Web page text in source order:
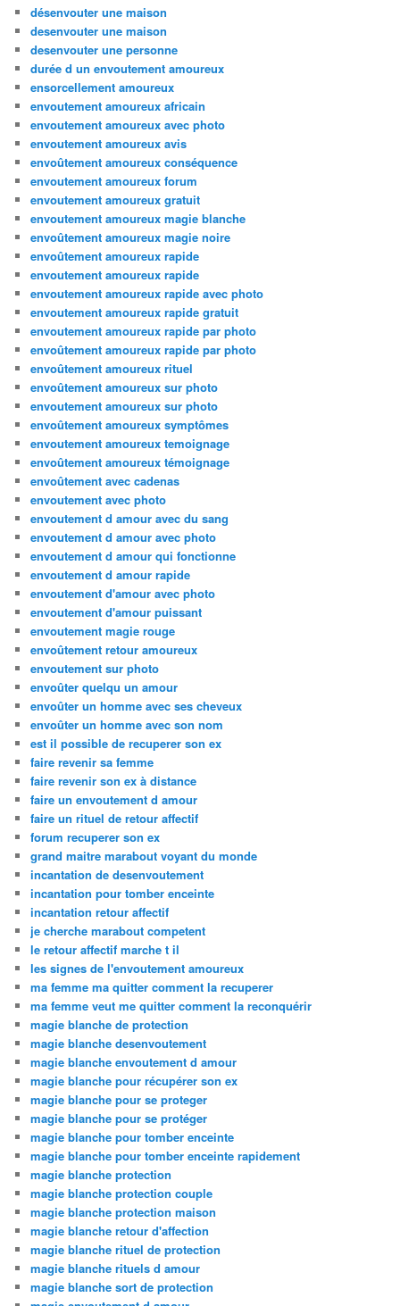
désenvouter une maison
desenvouter une maison
desenvouter une personne
durée d un envoutement amoureux
ensorcellement amoureux
envoutement amoureux africain
envoutement amoureux avec photo
envoutement amoureux avis
envoûtement amoureux conséquence
envoutement amoureux forum
envoutement amoureux gratuit
envoutement amoureux magie blanche
envoûtement amoureux magie noire
envoûtement amoureux rapide
envoutement amoureux rapide
envoutement amoureux rapide avec photo
envoutement amoureux rapide gratuit
envoutement amoureux rapide par photo
envoûtement amoureux rapide par photo
envoûtement amoureux rituel
envoûtement amoureux sur photo
envoutement amoureux sur photo
envoûtement amoureux symptômes
envoutement amoureux temoignage
envoûtement amoureux témoignage
envoûtement avec cadenas
envoutement avec photo
envoutement d amour avec du sang
envoutement d amour avec photo
envoutement d amour qui fonctionne
envoutement d amour rapide
envoutement d'amour avec photo
envoutement d'amour puissant
envoutement magie rouge
envoûtement retour amoureux
envoutement sur photo
envoûter quelqu un amour
envoûter un homme avec ses cheveux
envoûter un homme avec son nom
est il possible de recuperer son ex
faire revenir sa femme
faire revenir son ex à distance
faire un envoutement d amour
faire un rituel de retour affectif
forum recuperer son ex
grand maitre marabout voyant du monde
incantation de desenvoutement
incantation pour tomber enceinte
incantation retour affectif
je cherche marabout competent
le retour affectif marche t il
les signes de l'envoutement amoureux
ma femme ma quitter comment la recuperer
ma femme veut me quitter comment la reconquérir
magie blanche de protection
magie blanche desenvoutement
magie blanche envoutement d amour
magie blanche pour récupérer son ex
magie blanche pour se proteger
magie blanche pour se protéger
magie blanche pour tomber enceinte
magie blanche pour tomber enceinte rapidement
magie blanche protection
magie blanche protection couple
magie blanche protection maison
magie blanche retour d'affection
magie blanche rituel de protection
magie blanche rituels d amour
magie blanche sort de protection